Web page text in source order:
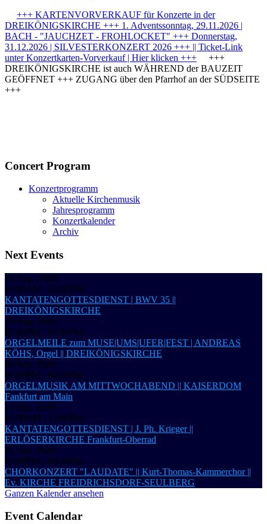
+++ KARTENVORVERKAUF für Konzerte in der
DREIKÖNIGSKIRCHE +++ 1. Adventssonntag, 29.11.2026 |
BACH - "JAUCHZET - FROHLOCKET" +++ Donnerstag,
31.12.2026 | SILVESTERKONZERT 2026 +++ || Ticket-Link
unter Konzertkarten-Vorverkauf | Hier klicken +++ +++
DREIKÖNIGSKIRCHE ist auch WÄHREND der BAUZEIT
GEÖFFNET +++ ZUGANG über den Pfarrhof an der SÜDSEITE
+++
Concert Program
Konzertprogramm
Aktuelle Kirchenmusik
Jahresprogramm
Konzertkalender
Archiv
Next Events
16 Aug. 2026;
11:00AM - 12:00PM
KANTATENGOTTESDIENST | BWV 35 ||
DREIKÖNIGSKIRCHE
29 Aug. 2026;
05:00PM - 05:30PM
ORGELMEILE zum MUSE|UMS|UFER|FEST | ANDREAS
KÖHS, Orgel || DREIKÖNIGSKIRCHE
09 Sep. 2026;
06:00PM - 06:30PM
ORGELMUSIK AM MITTWOCHABEND || KAISERDOM
Fankfurt am Main
13 Sep. 2026;
11:00AM - 12:00PM
KANTATENGOTTESDIENST | J. Ph. Krieger ||
ERLÖSERKIRCHE Frankfurt-Oberrad
26 Sep. 2026;
05:00PM - 06:30PM
CHORKONZERT "LAUDATE" || Kurt-Thomas-Kammerchor ||
Ev. KIRCHE FREIDRICHSDORF-SEULBERG
Ganzen Kalender ansehen
Event Calendar